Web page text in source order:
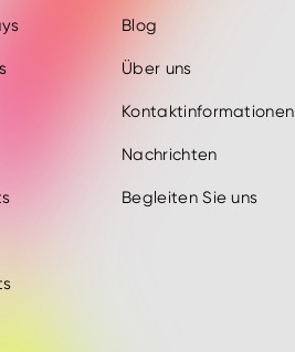
Blog
Über uns
Kontaktinformationen
Nachrichten
Begleiten Sie uns